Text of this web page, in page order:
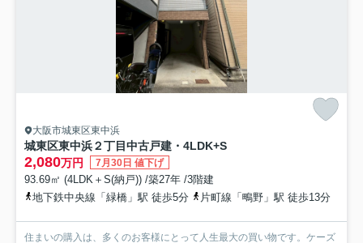
大阪市城東区東中浜
城東区東中浜２丁目中古戸建・4LDK+S
2,080万円 7月30日 値下げ
93.69㎡ (4LDK＋S(納戸)) /築27年 /3階建
地下鉄中央線「緑橋」駅 徒歩5分
片町線「鴫野」駅 徒歩13分
住まいの購入は、多くのお客様にとって人生最大の買い物です。ケーズ